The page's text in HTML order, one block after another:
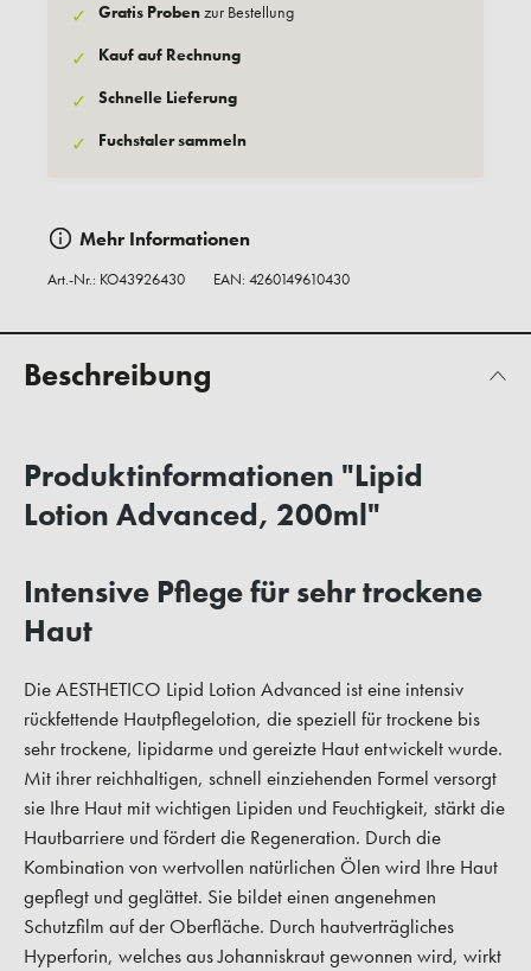
✓ Gratis Probenzur Bestellung
✓ Kauf auf Rechnung
✓ Schnelle Lieferung
✓ Fuchstaler sammeln
Mehr Informationen
Art.-Nr.: KO43926430 EAN: 4260149610430
Beschreibung
Produktinformationen "Lipid
Lotion Advanced, 200ml"
Intensive Pflege für sehr trockene
Haut
Die AESTHETICO Lipid Lotion Advanced ist eine intensiv
rückfettende Hautpflegelotion, die speziell für trockene bis
sehr trockene, lipidarme und gereizte Haut entwickelt wurde.
Mit ihrer reichhaltigen, schnell einziehenden Formel versorgt
sie Ihre Haut mit wichtigen Lipiden und Feuchtigkeit, stärkt die
Hautbarriere und fördert die Regeneration. Durch die
Kombination von wertvollen natürlichen Ölen wird Ihre Haut
gepflegt und geglättet. Sie bildet einen angenehmen
Schutzfilm auf der Oberfläche. Durch hautverträgliches
Hyperforin, welches aus Johanniskraut gewonnen wird, wirkt